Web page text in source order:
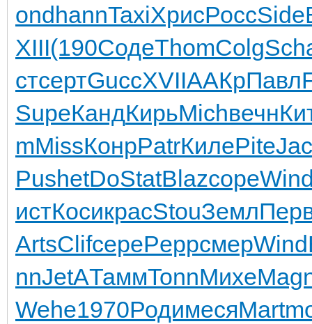
ondhannTaxiХрисРоссSide
XIII(190СодеThomColg
стсертGuccXVIIААКрПавл
SupeКандКирьMichвечн
mMissКонрPatrКилеPite
PushetDoStatBlazсоре
истКосикрасStouЗемл
ArtsClifсереPeppсмерWind
nnJetAТаммTonnМихе
Wehe1970РодимесяMart